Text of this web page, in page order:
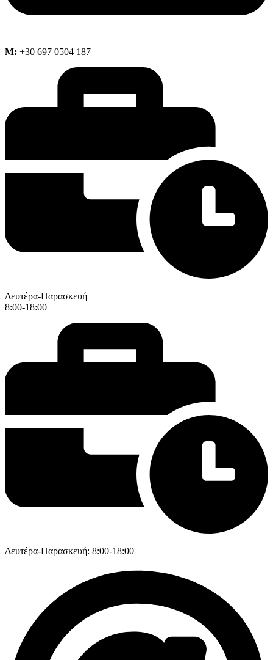
M: +30 697 0504 187
Δευτέρα-Παρασκευή
8:00-18:00
Δευτέρα-Παρασκευή: 8:00-18:00